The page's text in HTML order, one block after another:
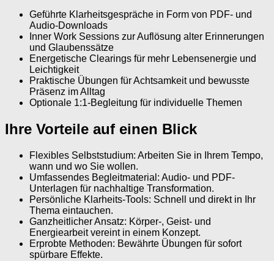
Geführte Klarheitsgespräche in Form von PDF- und
Audio-Downloads
Inner Work Sessions zur Auflösung alter Erinnerungen
und Glaubenssätze
Energetische Clearings für mehr Lebensenergie und
Leichtigkeit
Praktische Übungen für Achtsamkeit und bewusste
Präsenz im Alltag
Optionale 1:1-Begleitung für individuelle Themen
Ihre Vorteile auf einen Blick
Flexibles Selbststudium: Arbeiten Sie in Ihrem Tempo,
wann und wo Sie wollen.
Umfassendes Begleitmaterial: Audio- und PDF-
Unterlagen für nachhaltige Transformation.
Persönliche Klarheits-Tools: Schnell und direkt in Ihr
Thema eintauchen.
Ganzheitlicher Ansatz: Körper-, Geist- und
Energiearbeit vereint in einem Konzept.
Erprobte Methoden: Bewährte Übungen für sofort
spürbare Effekte.